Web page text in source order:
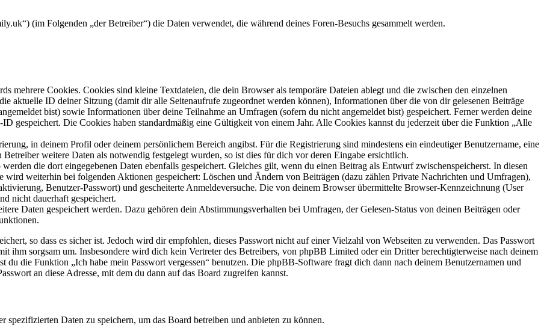
(im Folgenden „der Betreiber“) die Daten verwendet, die während deines Foren-Besuchs gesammelt werden.
mehrere Cookies. Cookies sind kleine Textdateien, die dein Browser als temporäre Dateien ablegt und die zwischen den einzelnen
aktuelle ID deiner Sitzung (damit dir alle Seitenaufrufe zugeordnet werden können), Informationen über die von dir gelesenen Beiträge
bist) sowie Informationen über deine Teilnahme an Umfragen (sofern du nicht angemeldet bist) gespeichert. Ferner werden deine
gespeichert. Die Cookies haben standardmäßig eine Gültigkeit von einem Jahr. Alle Cookies kannst du jederzeit über die Funktion „Alle
in deinem Profil oder deinem persönlichem Bereich angibst. Für die Registrierung sind mindestens ein eindeutiger Benutzername, eine
weitere Daten als notwendig festgelegt wurden, so ist dies für dich vor deren Eingabe ersichtlich.
die dort eingegebenen Daten ebenfalls gespeichert. Gleiches gilt, wenn du einen Beitrag als Entwurf zwischenspeicherst. In diesen
wird weiterhin bei folgenden Aktionen gespeichert: Löschen und Ändern von Beiträgen (dazu zählen Private Nachrichten und Umfragen),
Benutzer-Passwort) und gescheiterte Anmeldeversuche. Die von deinem Browser übermittelte Browser-Kennzeichnung (User
nicht dauerhaft gespeichert.
Daten gespeichert werden. Dazu gehören dein Abstimmungsverhalten bei Umfragen, der Gelesen-Status von deinen Beiträgen oder
so dass es sicher ist. Jedoch wird dir empfohlen, dieses Passwort nicht auf einer Vielzahl von Webseiten zu verwenden. Das Passwort
ihm sorgsam um. Insbesondere wird dich kein Vertreter des Betreibers, von phpBB Limited oder ein Dritter berechtigterweise nach deinem
du die Funktion „Ich habe mein Passwort vergessen“ benutzen. Die phpBB-Software fragt dich dann nach deinem Benutzernamen und
an diese Adresse, mit dem du dann auf das Board zugreifen kannst.
spezifizierten Daten zu speichern, um das Board betreiben und anbieten zu können.